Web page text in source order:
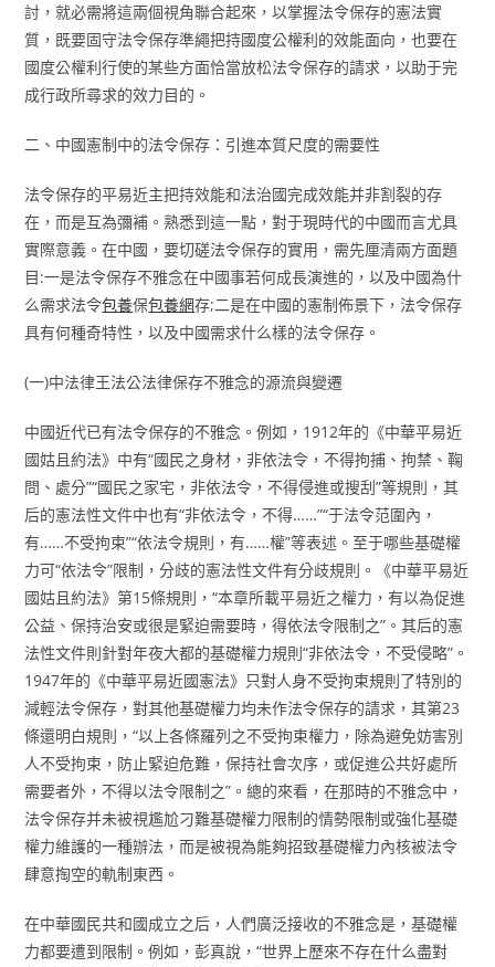
討，就必需將這兩個視角聯合起來，以掌握法令保存的憲法實
質，既要固守法令保存準繩把持國度公權利的效能面向，也要在
國度公權利行使的某些方面恰當放松法令保存的請求，以助于完
成行政所尋求的效力目的。
二、中國憲制中的法令保存：引進本質尺度的需要性
法令保存的平易近主把持效能和法治國完成效能并非割裂的存
在，而是互為彌補。熟悉到這一點，對于現時代的中國而言尤具
實際意義。在中國，要切磋法令保存的實用，需先厘清兩方面題
目:一是法令保存不雅念在中國事若何成長演進的，以及中國為什
么需求法令包養保包養網存;二是在中國的憲制佈景下，法令保存
具有何種奇特性，以及中國需求什么樣的法令保存。
(一)中法律王法公法律保存不雅念的源流與變遷
中國近代已有法令保存的不雅念。例如，1912年的《中華平易近
國姑且約法》中有“國民之身材，非依法令，不得拘捕、拘禁、鞠
問、處分”“國民之家宅，非依法令，不得侵進或搜刮”等規則，其
后的憲法性文件中也有“非依法令，不得……”“于法令范圍內，
有……不受拘束”“依法令規則，有……權”等表述。至于哪些基礎權
力可“依法令”限制，分歧的憲法性文件有分歧規則。《中華平易近
國姑且約法》第15條規則，“本章所載平易近之權力，有以為促進
公益、保持治安或很是緊迫需要時，得依法令限制之”。其后的憲
法性文件則針對年夜大都的基礎權力規則“非依法令，不受侵略”。
1947年的《中華平易近國憲法》只對人身不受拘束規則了特別的
減輕法令保存，對其他基礎權力均未作法令保存的請求，其第23
條還明白規則，“以上各條羅列之不受拘束權力，除為避免妨害別
人不受拘束，防止緊迫危難，保持社會次序，或促進公共好處所
需要者外，不得以法令限制之”。總的來看，在那時的不雅念中，
法令保存并未被視尷尬刁難基礎權力限制的情勢限制或強化基礎
權力維護的一種辦法，而是被視為能夠招致基礎權力內核被法令
肆意掏空的軌制東西。
在中華國民共和國成立之后，人們廣泛接收的不雅念是，基礎權
力都要遭到限制。例如，彭真說，“世界上歷來不存在什么盡對